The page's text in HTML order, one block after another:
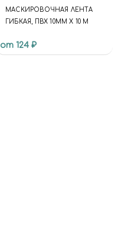
МАСКИРОВОЧНАЯ ЛЕНТА
ГИБКАЯ, ПВХ 10ММ Х 10 М
от 124 ₽